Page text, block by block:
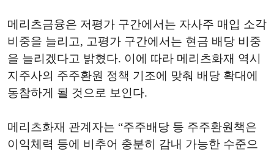
메리츠금융은 저평가 구간에서는 자사주 매입 소각
비중을 늘리고, 고평가 구간에서는 현금 배당 비중
을 늘리겠다고 밝혔다. 이에 따라 메리츠화재 역시
지주사의 주주환원 정책 기조에 맞춰 배당 확대에
동참하게 될 것으로 보인다.
메리츠화재 관계자는 “주주배당 등 주주환원책은
이익체력 등에 비추어 충분히 감내 가능한 수준으